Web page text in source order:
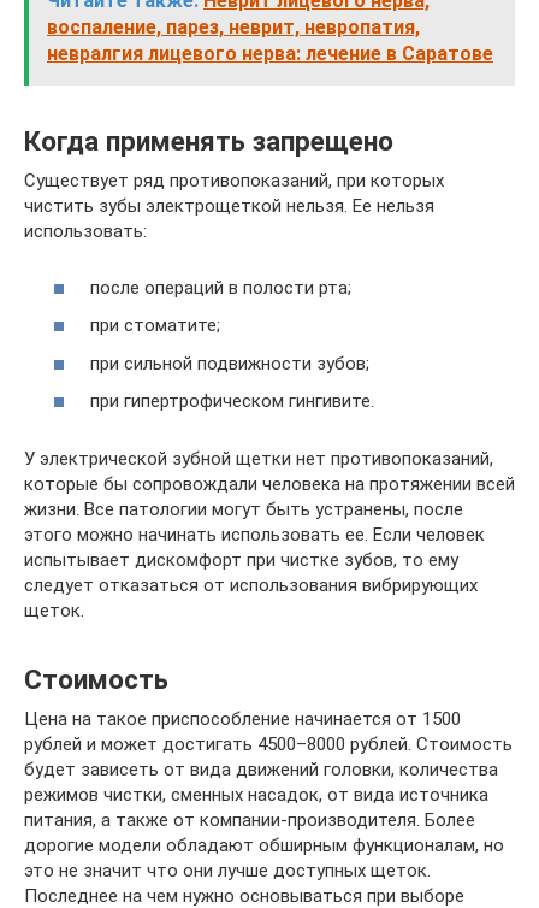
воспаление, парез, неврит, невропатия,
невралгия лицевого нерва: лечение в Саратове
Когда применять запрещено
Существует ряд противопоказаний, при которых
чистить зубы электрощеткой нельзя. Ее нельзя
использовать:
после операций в полости рта;
при стоматите;
при сильной подвижности зубов;
при гипертрофическом гингивите.
У электрической зубной щетки нет противопоказаний,
которые бы сопровождали человека на протяжении всей
жизни. Все патологии могут быть устранены, после
этого можно начинать использовать ее. Если человек
испытывает дискомфорт при чистке зубов, то ему
следует отказаться от использования вибрирующих
щеток.
Стоимость
Цена на такое приспособление начинается от 1500
рублей и может достигать 4500–8000 рублей. Стоимость
будет зависеть от вида движений головки, количества
режимов чистки, сменных насадок, от вида источника
питания, а также от компании-производителя. Более
дорогие модели обладают обширным функционалам, но
это не значит что они лучше доступных щеток.
Последнее на чем нужно основываться при выборе